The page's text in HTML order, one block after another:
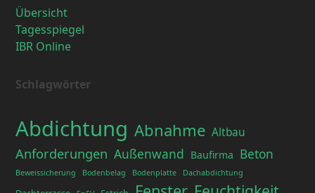
Übersicht
Tagesspiegel
IBR Online
Schlagwörter
Abdichtung Abnahme Altbau
Anforderungen Außenwand Baufirma Beton
Beweissicherung Bodenbelag Bodenplatte Dachabdichtung